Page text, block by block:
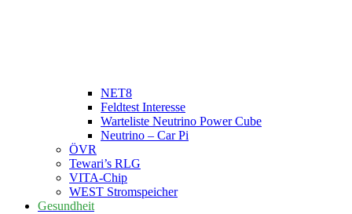
NET8
Feldtest Interesse
Warteliste Neutrino Power Cube
Neutrino – Car Pi
ÖVR
Tewari’s RLG
VITA-Chip
WEST Stromspeicher
Gesundheit